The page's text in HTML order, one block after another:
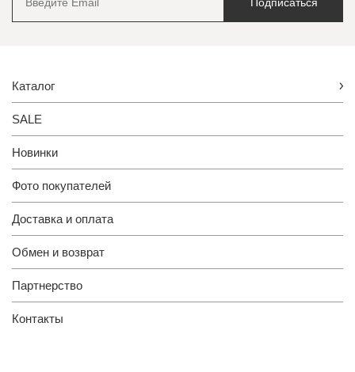
Каталог
SALE
Новинки
Фото покупателей
Доставка и оплата
Обмен и возврат
Партнерство
Контакты